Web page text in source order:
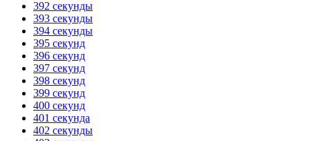
392 секунды
393 секунды
394 секунды
395 секунд
396 секунд
397 секунд
398 секунд
399 секунд
400 секунд
401 секунда
402 секунды